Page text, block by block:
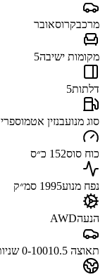
מרכבקרוסאובר
מקומות ישיבה5
דלתות5
סוג מנועבנזין אטמוספרי
כוח סוס152 כ״ס
נפח מנוע1995 סמ״ק
הנעהAWD
תאוצה 0-100 10.5 שניות